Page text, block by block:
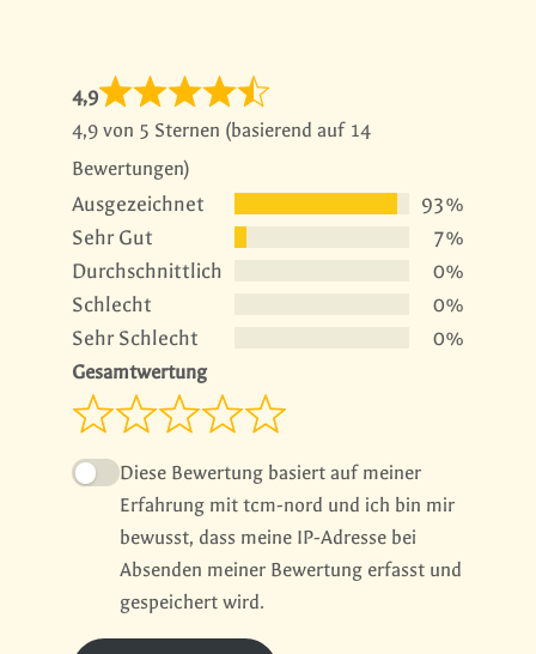
4,9
4,9 von 5 Sternen (basierend auf 14
Bewertungen)
Ausgezeichnet
93%
Sehr Gut
7%
Durchschnittlich
0%
Schlecht
0%
Sehr Schlecht
0%
Gesamtwertung
Diese Bewertung basiert auf meiner
Erfahrung mit tcm-nord und ich bin mir
bewusst, dass meine IP-Adresse bei
Absenden meiner Bewertung erfasst und
gespeichert wird.